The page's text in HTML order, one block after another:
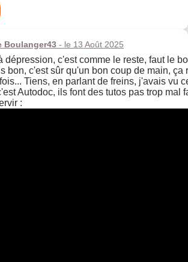
Boulanger43 - le 13 Août 2025
dépression, c'est comme le reste, faut le
bon, c'est sûr qu'un bon coup de main, ça
Tiens, en parlant de freins, j'avais vu
Autodoc, ils font des tutos pas trop mal
: